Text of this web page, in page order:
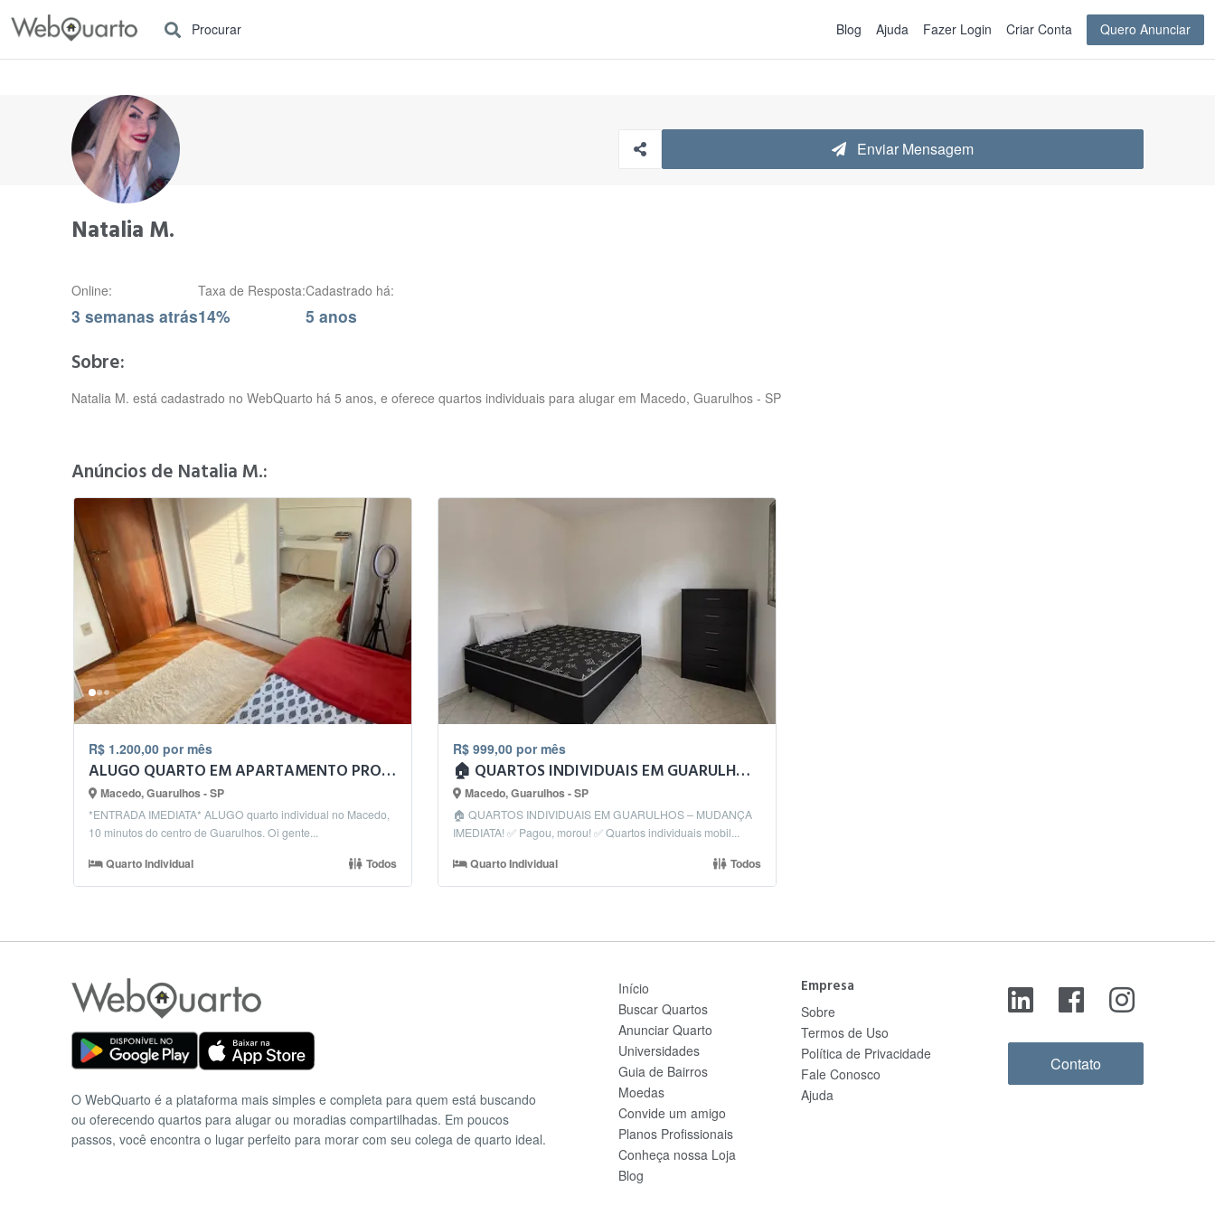
Procurar Blog Ajuda Fazer Login Criar Conta Quero Anunciar
Enviar Mensagem
Natalia M.
Online:
3 semanas atrás
Taxa de Resposta:
14%
Cadastrado há:
5 anos
Sobre:
Natalia M. está cadastrado no WebQuarto há 5 anos, e oferece quartos individuais para alugar em Macedo, Guarulhos - SP
Anúncios de Natalia M.:
R$ 1.200,00 por mês
ALUGO QUARTO EM APARTAMENTO PROX CENTRO DE GUARULHOS
Macedo, Guarulhos - SP
*ENTRADA IMEDIATA* ALUGO quarto individual no Macedo,
10 minutos do centro de Guarulhos. Oi gente...
Quarto Individual Todos
R$ 999,00 por mês
🏠 QUARTOS INDIVIDUAIS EM GUARULHOS – MUDANÇA IMEDIATA!
Macedo, Guarulhos - SP
🏠 QUARTOS INDIVIDUAIS EM GUARULHOS – MUDANÇA
IMEDIATA! ✅ Pagou, morou! ✅ Quartos individuais mobil...
Quarto Individual Todos
O WebQuarto é a plataforma mais simples e completa para quem está buscando
ou oferecendo quartos para alugar ou moradias compartilhadas. Em poucos
passos, você encontra o lugar perfeito para morar com seu colega de quarto ideal.
Início
Buscar Quartos
Anunciar Quarto
Universidades
Guia de Bairros
Moedas
Convide um amigo
Planos Profissionais
Conheça nossa Loja
Blog
Empresa
Sobre
Termos de Uso
Política de Privacidade
Fale Conosco
Ajuda
Contato